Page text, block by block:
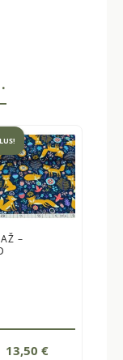
–
Algne
13,50 €Current